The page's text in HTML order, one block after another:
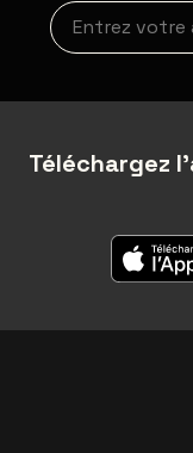
Inscription à la
Téléchargez